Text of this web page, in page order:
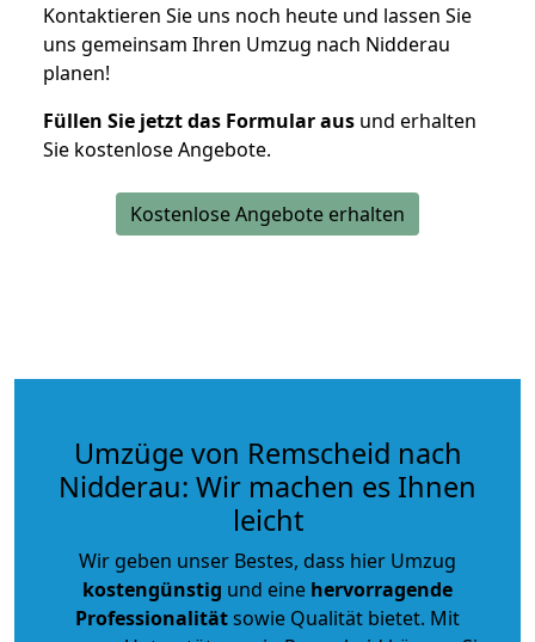
Kontaktieren Sie uns noch heute und lassen Sie
uns gemeinsam Ihren Umzug nach Nidderau
planen!
Füllen Sie jetzt das Formular aus und erhalten
Sie kostenlose Angebote.
Kostenlose Angebote erhalten
Umzüge von Remscheid nach
Nidderau: Wir machen es Ihnen
leicht
Wir geben unser Bestes, dass hier Umzug
kostengünstig und eine hervorragende
Professionalitätsowie Qualität bietet. Mit